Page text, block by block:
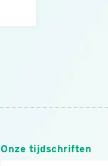
Onze tijdschriften